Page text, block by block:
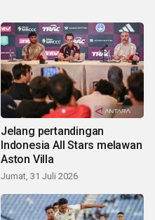
Jelang pertandingan
Indonesia All Stars melawan
Aston Villa
Jumat, 31 Juli 2026